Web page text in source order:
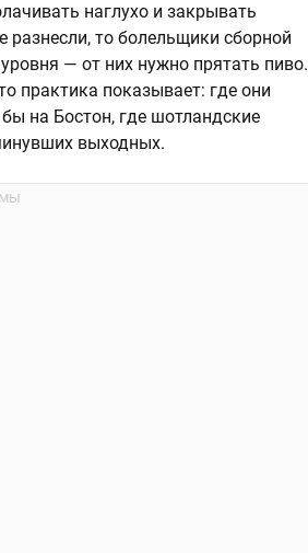
наглухо и закрывать
то болельщики сборной
— от них нужно прятать пиво.
практика показывает: где они
на Бостон, где шотландские
выходных.